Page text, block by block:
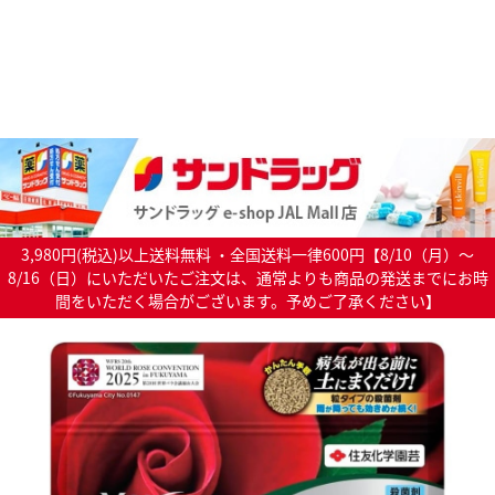
3,980円(税込)以上送料無料 ・全国送料一律600円【8/10（月）～
8/16（日）にいただいたご注文は、通常よりも商品の発送までにお時
間をいただく場合がございます。予めご了承ください】